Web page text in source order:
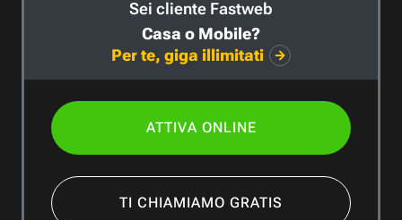
Sei cliente Fastweb
Casa o Mobile?
Per te, giga illimitati
ATTIVA ONLINE
TI CHIAMIAMO GRATIS